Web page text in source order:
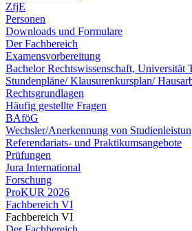
ZfjE
Personen
Downloads und Formulare
Der Fachbereich
Examensvorbereitung
Bachelor Rechtswissenschaft, Universität
Stundenpläne/ Klausurenkursplan/
Rechtsgrundlagen
Häufig gestellte Fragen
BAföG
Wechsler/Anerkennung von
Referendariats- und Praktikumsangebote
Prüfungen
Jura International
Forschung
ProKUR 2026
Fachbereich VI
Fachbereich VI